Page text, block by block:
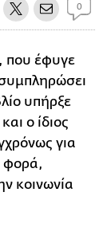
0
που έφυγε
υπήρξε
ο ίδιος
για
φορά,
κοινωνία